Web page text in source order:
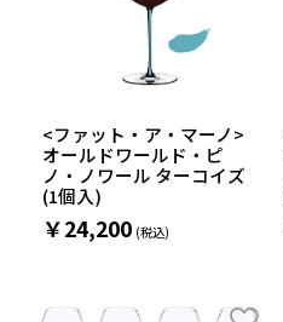
<ファット・ア・マーノ>
オールドワールド・ピ
ノ・ノワール ターコイズ
(1個入)
￥24,200